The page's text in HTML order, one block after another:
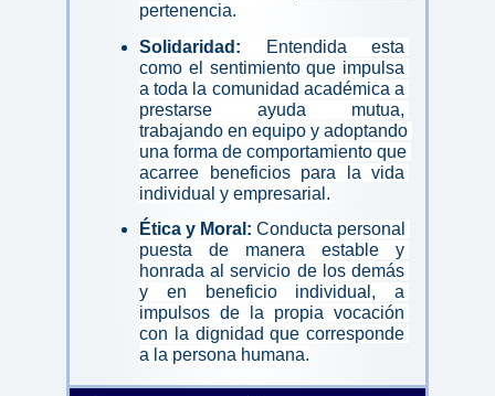
pertenencia.
Solidaridad:
Entendida esta
como el sentimiento que impulsa
a toda la comunidad académica a
prestarse ayuda mutua,
trabajando en equipo y adoptando
una forma de comportamiento que
acarree beneficios para la vida
individual y empresarial.
Ética y Moral: Conducta personal
puesta de manera estable y
honrada al servicio de los demás
y en beneficio individual, a
impulsos de la propia vocación
con la dignidad que corresponde
a la persona humana.